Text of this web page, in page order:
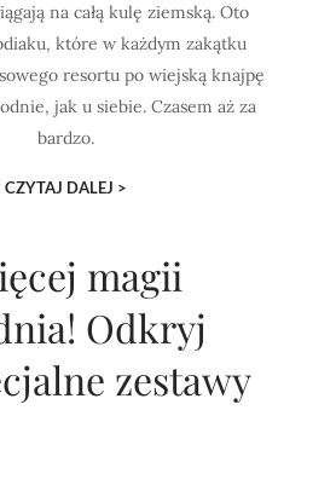
na całą kulę ziemską. Oto
które w każdym zakątku
resortu po wiejską knajpę
jak u siebie. Czasem aż za
bardzo.
CZYTAJ DALEJ >
magii
Odkryj
zestawy